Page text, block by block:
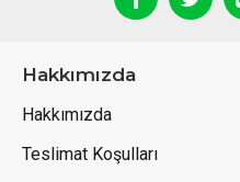
Hakkımızda
Hakkımızda
Teslimat Koşulları